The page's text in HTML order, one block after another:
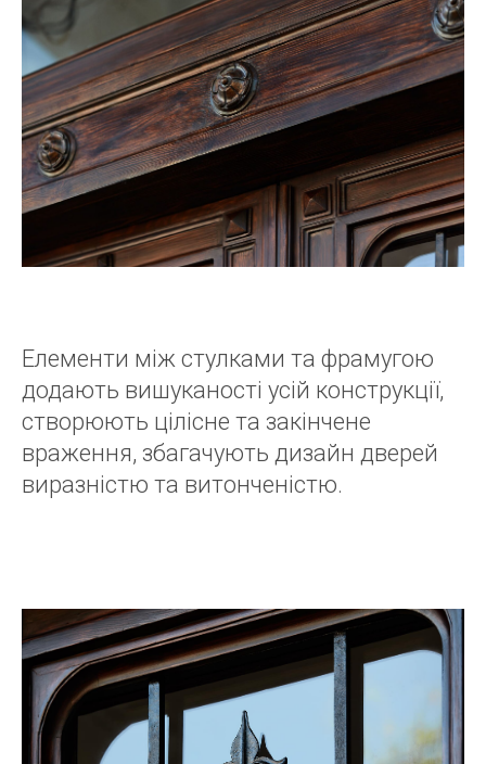
Елементи між стулками та фрамугою
додають вишуканості усій конструкції,
створюють цілісне та закінчене
враження, збагачують дизайн дверей
виразністю та витонченістю.